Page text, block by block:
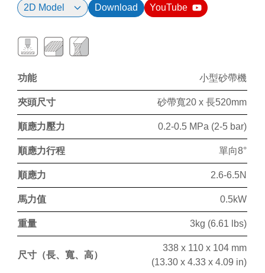
2D Model Download YouTube
功能 小型砂帶機
夾頭尺寸 砂帶寬20 x 長520mm
順應力壓力 0.2-0.5 MPa (2-5 bar)
順應力行程 單向8°
順應力 2.6-6.5N
馬力值 0.5kW
重量 3kg (6.61 lbs)
尺寸（長、寬、高）
338 x 110 x 104 mm
(13.30 x 4.33 x 4.09 in)